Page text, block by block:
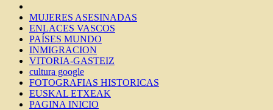
MUJERES ASESINADAS
ENLACES VASCOS
PAÍSES MUNDO
INMIGRACION
VITORIA-GASTEIZ
cultura google
FOTOGRAFIAS HISTORICAS
EUSKAL ETXEAK
PAGINA INICIO